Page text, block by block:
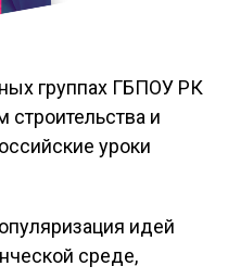
группах ГБПОУ РК
строительства и
уроки
идей
среде,